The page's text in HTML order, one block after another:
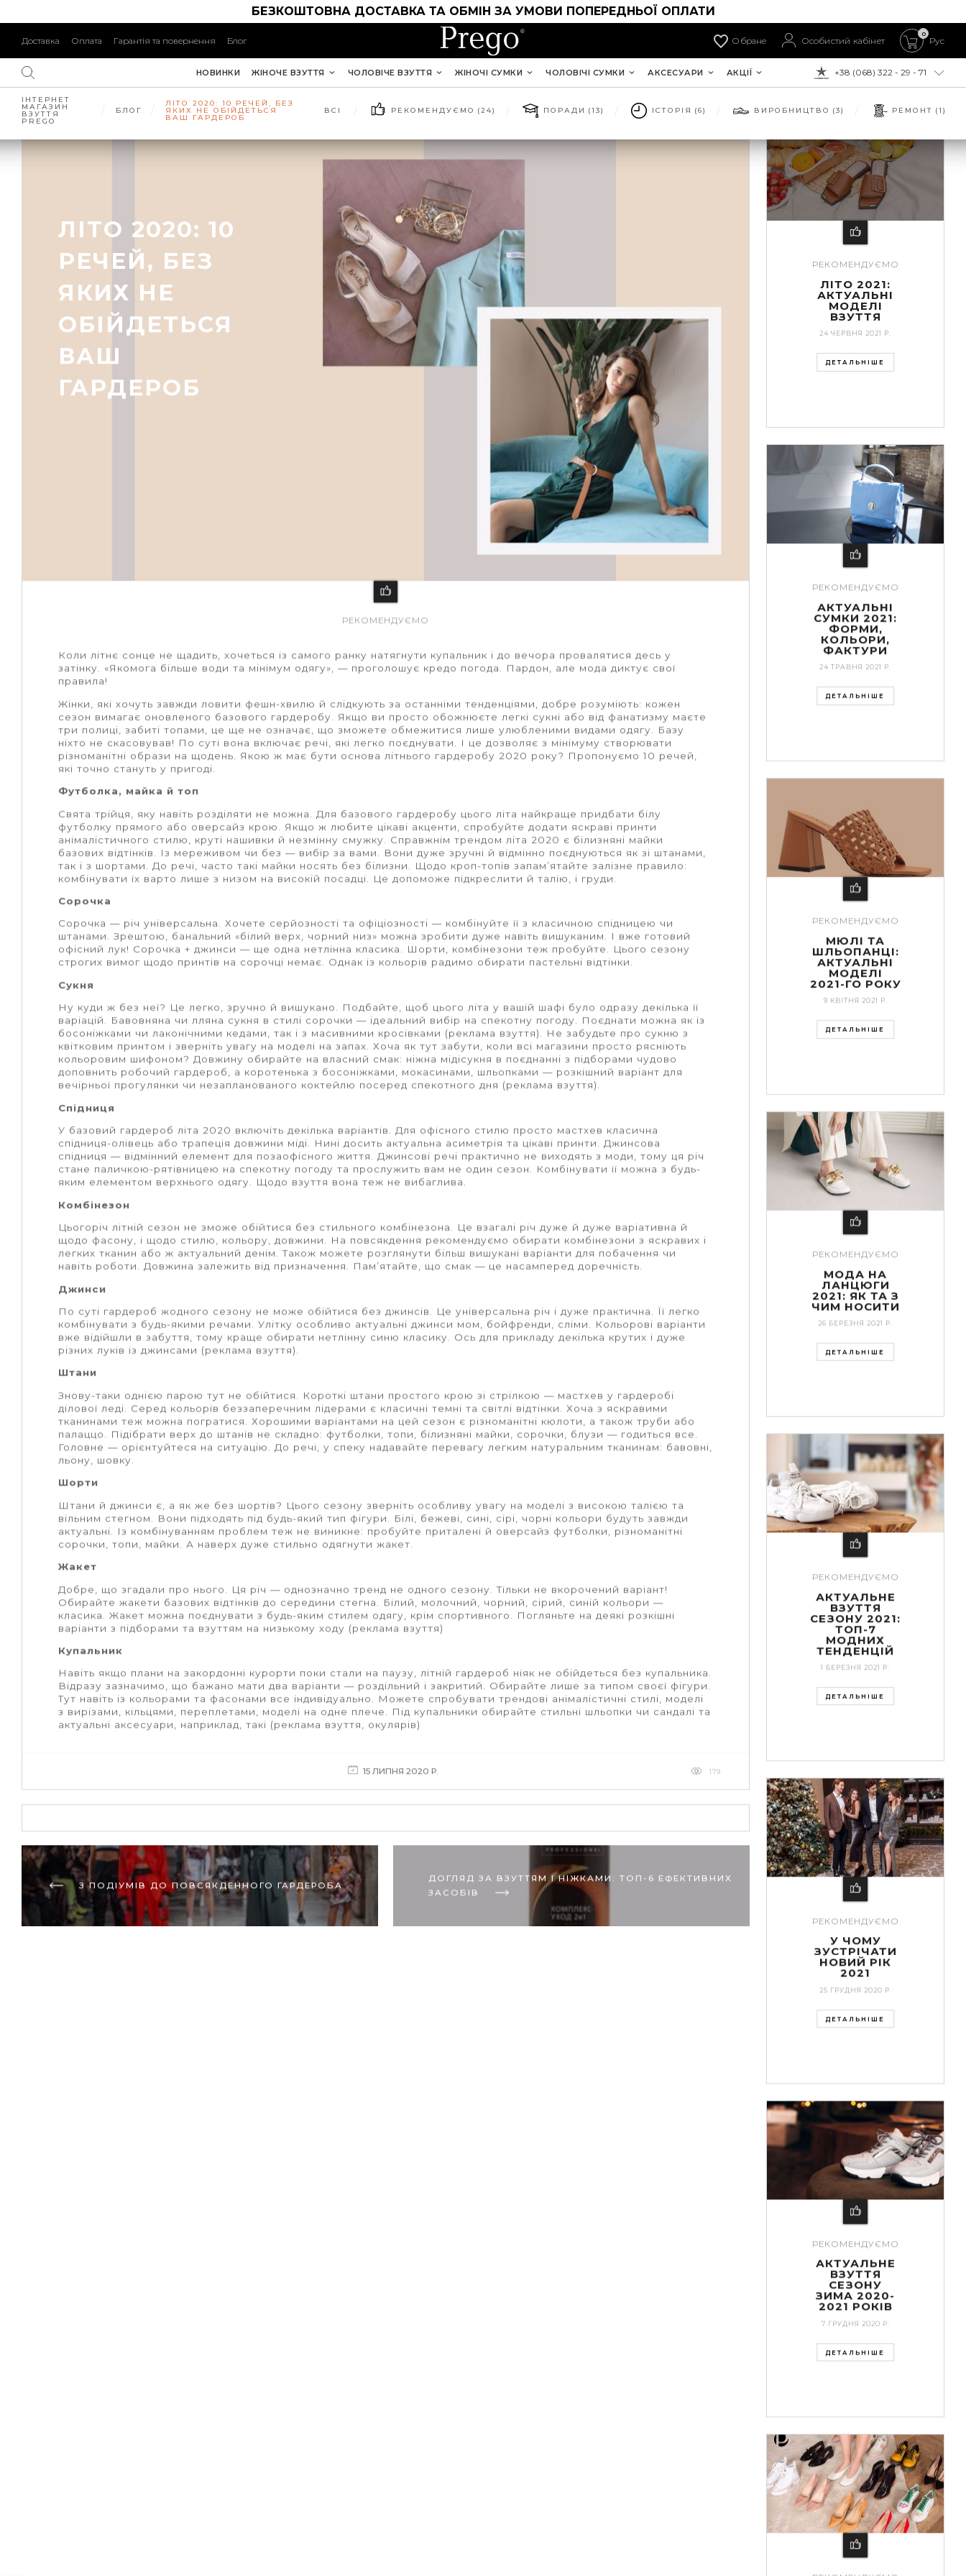
БЕЗКОШТОВНА ДОСТАВКА ТА ОБМІН ЗА УМОВИ ПОПЕРЕДНЬОЇ ОПЛАТИ
Доставка Оплата Гарантія та повернення Блог Обране Особистий кабінет
0
Рус
ДО ОПЛАТИ:
+38 (068) 322 - 29 - 71
НОВИНКИ ЖІНОЧЕ ВЗУТТЯ ЧОЛОВІЧЕ ВЗУТТЯ ЖІНОЧІ СУМКИ ЧОЛОВІЧІ СУМКИ АКСЕСУАРИ АКЦІЇ
ІНТЕРНЕТ
МАГАЗИН
ВЗУТТЯ
PREGO
БЛОГ
ЛІТО 2020: 10 РЕЧЕЙ, БЕЗ
ЯКИХ НЕ ОБІЙДЕТЬСЯ
ВАШ ГАРДЕРОБ
ВСІ РЕКОМЕНДУЄМО (24) ПОРАДИ (13) ІСТОРІЯ (6) ВИРОБНИЦТВО (3) РЕМОНТ (1)
ЛІТО 2020: 10
РЕЧЕЙ, БЕЗ
ЯКИХ НЕ
ОБІЙДЕТЬСЯ
ВАШ
ГАРДЕРОБ
РЕКОМЕНДУЄМО
Коли літнє сонце не щадить, хочеться із самого ранку натягнути купальник і до вечора провалятися десь у
затінку. «Якомога більше води та мінімум одягу»,— проголошує кредо погода. Пардон, але мода диктує свої
правила!
Жінки, які хочуть завжди ловити фешн-хвилю й слідкують за останніми тенденціями, добре розуміють: кожен
сезон вимагає оновленого базового гардеробу. Якщо ви просто обожнюєте легкі сукні або від фанатизму маєте
три полиці, забиті топами, це ще не означає, що зможете обмежитися лише улюбленими видами одягу. Базу
ніхто не скасовував! По суті вона включає речі, які легко поєднувати. І це дозволяє з мінімуму створювати
різноманітні образи на щодень. Якою ж має бути основа літнього гардеробу 2020 року? Пропонуємо 10 речей,
які точно стануть у пригоді.
Футболка, майка й топ
Свята трійця, яку навіть розділяти не можна. Для базового гардеробу цього літа найкраще придбати білу
футболку прямого або оверсайз крою. Якщо ж любите цікаві акценти, спробуйте додати яскраві принти
анімалістичного стилю, круті нашивки й незмінну смужку. Справжнім трендом літа 2020 є білизняні майки
базових відтінків. Із мереживом чи без— вибір за вами. Вони дужезручні й відмінно поєднуються як зі штанами,
так і з шортами. До речі, часто такі майки носять без білизни. Щодо кроп-топів запам’ятайте залізне правило:
комбінувати їх варто лише з низом на високій посадці. Це допоможе підкреслити й талію, і груди.
Сорочка
Сорочка— річ універсальна. Хочете серйозності та офіціозності— комбінуйте її з класичною спідницею чи
штанами. Зрештою, банальний «білий верх, чорний низ» можна зробити дуже навіть вишуканим. І вже готовий
офісний лук! Сорочка + джинси — ще одна нетлінна класика. Шорти, комбінезони теж пробуйте. Цього сезону
строгих вимог щодо принтів на сорочці немає. Однак із кольорів радимо обирати пастельні відтінки.
Сукня
Ну куди ж без неї? Це легко, зручно й вишукано. Подбайте, щоб цього літа у вашій шафі було одразу декілька її
варіацій. Бавовняна чи лляна сукня в стилі сорочки— ідеальний вибір на спекотну погоду. Поєднати можна як із
босоніжками чи лаконічними кедами, так і з масивними кросівками (реклама взуття). Не забудьте про сукню з
квітковим принтом і зверніть увагу на моделі на запах. Хоча як тут забути, коли всі магазини просто рясніють
кольоровим шифоном? Довжину обирайте на власний смак: ніжна мідісукня в поєднанні з підборами чудово
доповнить робочий гардероб, а коротенька з босоніжками, мокасинами, шльопками— розкішний варіант для
вечірньої прогулянки чи незапланованого коктейлю посеред спекотного дня (реклама взуття).
Спідниця
У базовий гардероб літа 2020 включіть декілька варіантів. Для офісного стилю просто мастхев класична
спідниця-олівець або трапеція довжини міді. Нині досить актуальна асиметрія та цікаві принти. Джинсова
спідниця— відмінний елемент для позаофісного життя. Джинсові речі практично не виходять з моди, тому ця річ
стане паличкою-рятівницею на спекотну погоду та прослужить вам не один сезон. Комбінувати її можна з будь-
яким елементом верхнього одягу. Щодо взуття вона теж не вибаглива.
Комбінезон
Цьогоріч літній сезон не зможе обійтися без стильного комбінезона. Це взагалі річ дуже й дуже варіативна й
щодо фасону, і щодо стилю, кольору, довжини. На повсякдення рекомендуємо обирати комбінезони з яскравих і
легких тканин або ж актуальний денім. Також можете розглянути більш вишукані варіанти для побачення чи
навіть роботи. Довжина залежить від призначення. Пам’ятайте, що смак— це насамперед доречність.
Джинси
По суті гардероб жодного сезону не може обійтися без джинсів. Це універсальна річ і дуже практична. Її легко
комбінувати з будь-якими речами. Улітку особливо актуальні джинси мом, бойфренди, сліми. Кольорові варіанти
вже відійшли в забуття, тому краще обирати нетлінну синю класику. Ось для прикладу декілька крутих і дуже
різних луків із джинсами (реклама взуття).
Штани
Знову-таки однією парою тут не обійтися. Короткі штани простого крою зі стрілкою— мастхев у гардеробі
ділової леді. Серед кольорів беззаперечним лідерами є класичні темні та світлі відтінки. Хоча з яскравими
тканинами теж можна погратися. Хорошими варіантами на цей сезон є різноманітні кюлоти, а також труби або
палаццо. Підібрати верх до штанів не складно: футболки, топи, білизняні майки, сорочки, блузи— годиться все.
Головне — орієнтуйтеся на ситуацію.
До речі, у спеку надавайте перевагу легким натуральним тканинам: бавовні,
льону, шовку.
Шорти
Штани й джинси є, а як же без шортів? Цього сезону зверніть особливу увагу на моделі з високою талією та
вільним стегном. Вони підходять під будь-який тип фігури. Білі, бежеві, сині, сірі, чорні кольори будуть завжди
актуальні. Із комбінуванням проблем теж не виникне: пробуйте приталені й оверсайз футболки, різноманітні
сорочки, топи, майки. А наверх дуже стильно одягнути жакет.
Жакет
Добре, що згадали про нього. Ця річ— однозначно тренд не одного сезону.Тільки не вкорочений варіант!
Обирайте жакети базових відтінків до середини стегна. Білий, молочний, чорний, сірий, синій кольори—
класика
. Жакет можна поєднувати з будь-яким стилем одягу, крім спортивного. Погляньте на деякі розкішні
варіанти з підборами та взуттям на низькому ходу (реклама взуття)
Купальник
Навіть якщо плани на закордонні курорти поки стали на паузу, літній гардероб ніяк не обійдеться без купальника.
Відразу зазначимо, що бажано мати два варіанти— роздільний і закритий. Обирайте лише за типом своєї фігури.
Тут навіть із кольорами та фасонами все індивідуально. Можете спробувати трендові анімалістичні стилі, моделі
з вирізами, кільцями, переплетами, моделі на одне плече. Під купальники обирайте стильні шльопки чи сандалі та
актуальні аксесуари, наприклад, такі (реклама взуття, окулярів)
15 ЛИПНЯ 2020 Р. 179
З ПОДІУМІВ ДО ПОВСЯКДЕННОГО ГАРДЕРОБА
ДОГЛЯД ЗА ВЗУТТЯМ І НІЖКАМИ: ТОП-6 ЕФЕКТИВНИХ
ЗАСОБІВ
РЕКОМЕНДУЄМО
ЛІТО 2021:
АКТУАЛЬНІ
МОДЕЛІ
ВЗУТТЯ
24 ЧЕРВНЯ 2021 Р.
ДЕТАЛЬНІШЕ
РЕКОМЕНДУЄМО
АКТУАЛЬНІ
СУМКИ 2021:
ФОРМИ,
КОЛЬОРИ,
ФАКТУРИ
24 ТРАВНЯ 2021 Р.
ДЕТАЛЬНІШЕ
РЕКОМЕНДУЄМО
МЮЛІ ТА
ШЛЬОПАНЦІ:
АКТУАЛЬНІ
МОДЕЛІ
2021-ГО РОКУ
9 КВІТНЯ 2021 Р.
ДЕТАЛЬНІШЕ
РЕКОМЕНДУЄМО
МОДА НА
ЛАНЦЮГИ
2021: ЯК ТА З
ЧИМ НОСИТИ
26 БЕРЕЗНЯ 2021 Р.
ДЕТАЛЬНІШЕ
РЕКОМЕНДУЄМО
АКТУАЛЬНЕ
ВЗУТТЯ
СЕЗОНУ 2021:
ТОП-7
МОДНИХ
ТЕНДЕНЦІЙ
1 БЕРЕЗНЯ 2021 Р.
ДЕТАЛЬНІШЕ
РЕКОМЕНДУЄМО
У ЧОМУ
ЗУСТРІЧАТИ
НОВИЙ РІК
2021
25 ГРУДНЯ 2020 Р.
ДЕТАЛЬНІШЕ
РЕКОМЕНДУЄМО
АКТУАЛЬНЕ
ВЗУТТЯ
СЕЗОНУ
ЗИМА 2020-
2021 РОКІВ
7 ГРУДНЯ 2020 Р.
ДЕТАЛЬНІШЕ